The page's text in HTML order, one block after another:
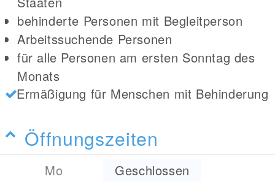
behinderte Personen mit Begleitperson
Arbeitssuchende Personen
für alle Personen am ersten Sonntag des
Monats
Ermäßigung für Menschen mit Behinderung
Öffnungszeiten
Mo
Geschlossen